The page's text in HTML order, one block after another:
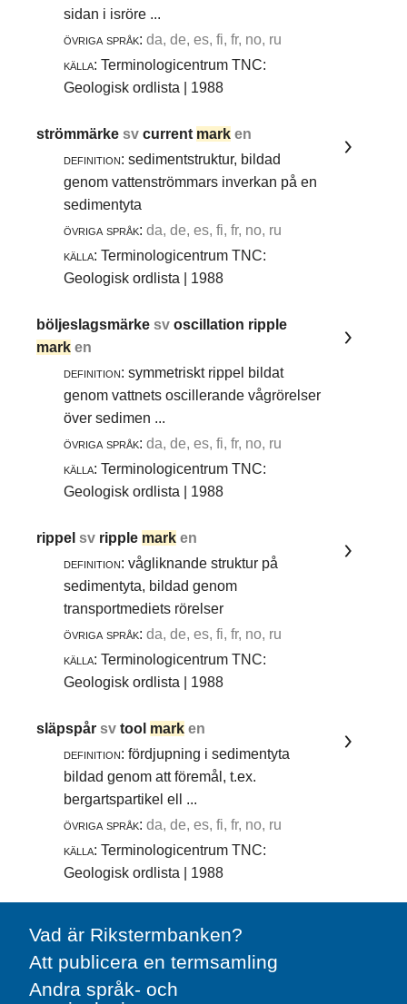
sidan i isröre ...
övriga språk: da, de, es, fi, fr, no, ru
källa: Terminologicentrum TNC:
Geologisk ordlista | 1988
strömmärkesvcurrent mark en
definition: sedimentstruktur, bildad
genom vattenströmmars inverkan på en
sedimentyta
övriga språk: da, de, es, fi, fr, no, ru
källa: Terminologicentrum TNC:
Geologisk ordlista | 1988
böljeslagsmärkesvoscillation ripple
mark en
definition: symmetriskt rippel bildat
genom vattnets oscillerande vågrörelser
över sedimen ...
övriga språk: da, de, es, fi, fr, no, ru
källa: Terminologicentrum TNC:
Geologisk ordlista | 1988
rippelsv ripple mark en
definition: vågliknande struktur på
sedimentyta, bildad genom
transportmediets rörelser
övriga språk: da, de, es, fi, fr, no, ru
källa: Terminologicentrum TNC:
Geologisk ordlista | 1988
släpspårsvtool mark en
definition: fördjupning i sedimentyta
bildad genom att föremål, t.ex.
bergartspartikel ell ...
övriga språk: da, de, es, fi, fr, no, ru
källa: Terminologicentrum TNC:
Geologisk ordlista | 1988
Vad är Rikstermbanken?
Att publicera en termsamling
Andra språk- och